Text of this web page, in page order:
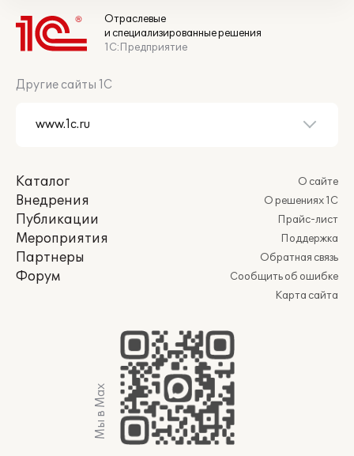
Отраслевые
и специализированные решения
1С:Предприятие
Другие сайты 1С
Каталог
Внедрения
Публикации
Мероприятия
Партнеры
Форум
О сайте
О решениях 1С
Прайс-лист
Поддержка
Обратная связь
Сообщить об ошибке
Карта сайта
Мы в Max